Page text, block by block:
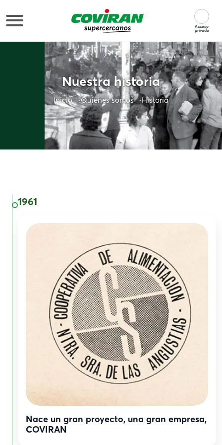
Acceso
privado
Nuestra historia
Inicio Quienes somos Historia
1961
Nace un gran proyecto, una gran empresa,
COVIRAN